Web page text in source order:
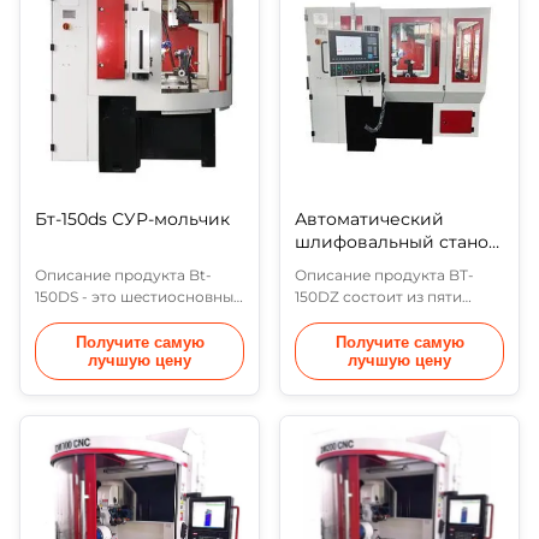
X), ось подачи заготовки
(ось Y), ось вертикального
перемещения
шлифовального круга (ось
Z), ось горизонтального
вращения ...
для производства средних
и больших
партийкарбидная вставкаs,
PCDвставкаКБН и
КБНвставкаs.ОКeц...
Бт-150ds СУР-мольчик
Описание продукта Bt-
150DS - это шестиосновный
состоит из шести осей:
шлифовальное колесоось
вращения (ось х), ось
движения шлифовального
колеса (ось Z)ось), ось
горизонтального
вращения заготовки (ось
c), ось индексации
Получите самую
лучшую цену
Автоматический
шлифовальный станок
Описание продукта BT-
150DZ состоит из пяти
вращения шлифовального
круга, ось наклона
шлифовального круга, ось
подачи заготовки и
роботизированную руку.40
ммшлифования средних и
больших партий
твердосплавных
Получите самую
лучшую цену